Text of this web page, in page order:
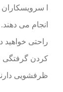
انجام می
راحتی خواهید
کردن گرفتگی
ظرفشویی